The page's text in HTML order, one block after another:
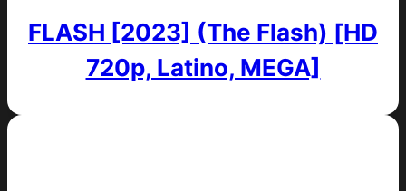
FLASH [2023] (The Flash) [HD
720p, Latino, MEGA]